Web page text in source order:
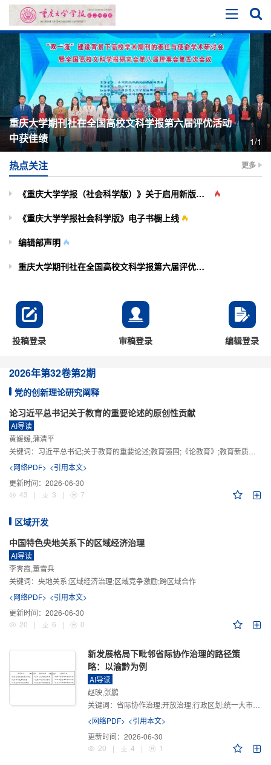
重庆大学期刊社在全国高校文科学报第六届评优活动
中获佳绩
1/1
热点关注 更多
《重庆大学学报（社会科学版）》关于启用新版投审稿系统的通知
《重庆大学学报社会科学版》电子书橱上线
编辑部声明
重庆大学期刊社在全国高校文科学报第六届评优活动中获佳绩
投稿登录 审稿登录 编辑登录
2026年第32卷第2期
党的创新理论研究阐释
论习近平总书记关于教育的重要论述的原创性贡献
AI导读
黄媛媛,蒲清平
关键词： 习近平总书记;关于教育的重要论述;教育强国;《论教育》;教育新质生产力;教育人工智能
<网络PDF> <引用本文>
更新时间： 2026-06-30
43
| 3 | 7
区域开发
中国特色央地关系下的区域经济治理
AI导读
李霁霞,董雪兵
关键词： 央地关系;区域经济治理;区域竞争激励;跨区域合作
<网络PDF> <引用本文>
更新时间： 2026-06-30
20
| 6 | 0
新发展格局下毗邻省际协作治理的路径策
略：以渝黔为例
AI导读
赵映,张鹏
关键词： 省际协作治理;开放治理;行政区划;统一大市场;新发展格局
<网络PDF> <引用本文>
更新时间： 2026-06-30
20
| 4 | 1